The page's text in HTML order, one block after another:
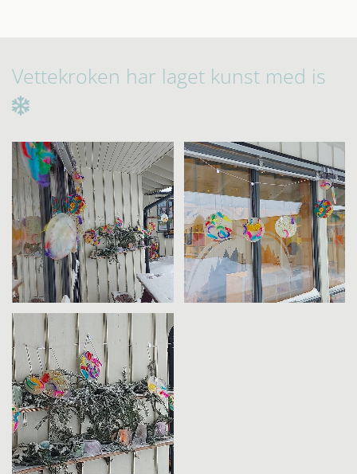
Vettekroken har laget kunst med is
